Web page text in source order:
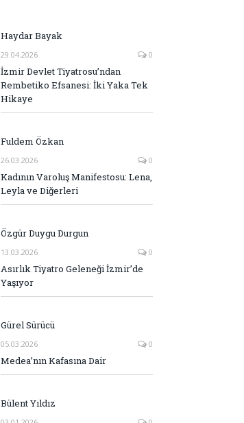
Haydar Bayak
29.04.2026 0
İzmir Devlet Tiyatrosu’ndan
Rembetiko Efsanesi: İki Yaka Tek
Hikaye
Fuldem Özkan
26.03.2026 0
Kadının Varoluş Manifestosu: Lena,
Leyla ve Diğerleri
Özgür Duygu Durgun
13.03.2026 0
Asırlık Tiyatro Geleneği İzmir’de
Yaşıyor
Gürel Sürücü
05.03.2026 0
Medea’nın Kafasına Dair
Bülent Yıldız